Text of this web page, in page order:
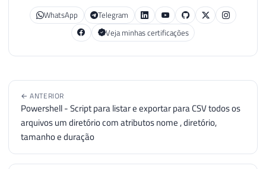
WhatsApp
Telegram
Veja minhas certificações
← ANTERIOR
Powershell - Script para listar e exportar para CSV todos os
arquivos um diretório com atributos nome , diretório,
tamanho e duração